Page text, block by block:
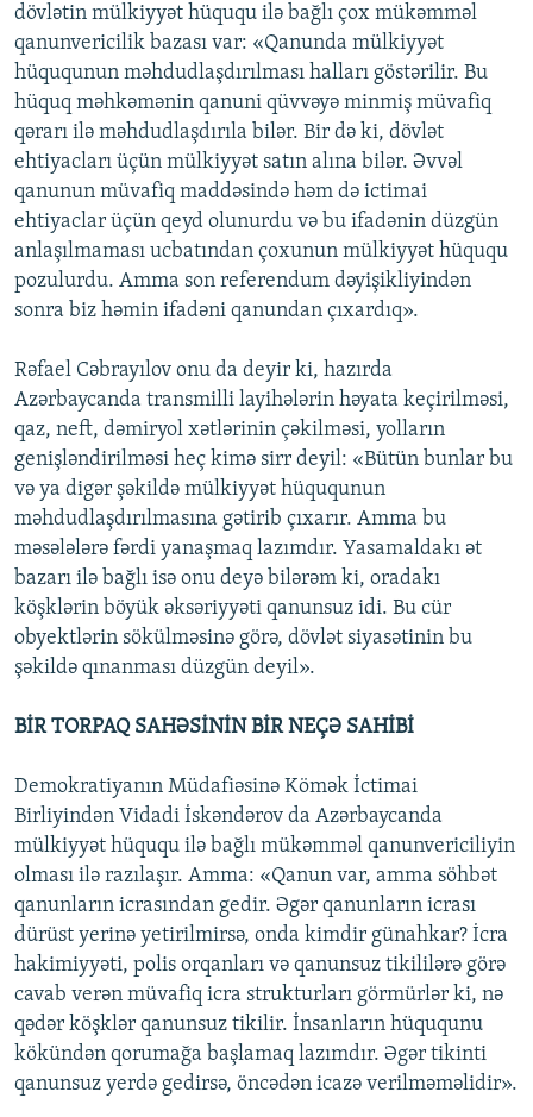
dövlətin mülkiyyət hüququ ilə bağlı çox mükəmməl
qanunvericilik bazası var: «Qanunda mülkiyyət
hüququnun məhdudlaşdırılması halları göstərilir. Bu
hüquq məhkəmənin qanuni qüvvəyə minmiş müvafiq
qərarı ilə məhdudlaşdırıla bilər. Bir də ki, dövlət
ehtiyacları üçün mülkiyyət satın alına bilər. Əvvəl
qanunun müvafiq maddəsində həm də ictimai
ehtiyaclar üçün qeyd olunurdu və bu ifadənin düzgün
anlaşılmaması ucbatından çoxunun mülkiyyət hüququ
pozulurdu. Amma son referendum dəyişikliyindən
sonra biz həmin ifadəni qanundan çıxardıq».
Rəfael Cəbrayılov onu da deyir ki, hazırda
Azərbaycanda transmilli layihələrin həyata keçirilməsi,
qaz, neft, dəmiryol xətlərinin çəkilməsi, yolların
genişləndirilməsi heç kimə sirr deyil: «Bütün bunlar bu
və ya digər şəkildə mülkiyyət hüququnun
məhdudlaşdırılmasına gətirib çıxarır. Amma bu
məsələlərə fərdi yanaşmaq lazımdır. Yasamaldakı ət
bazarı ilə bağlı isə onu deyə bilərəm ki, oradakı
köşklərin böyük əksəriyyəti qanunsuz idi. Bu cür
obyektlərin sökülməsinə görə, dövlət siyasətinin bu
şəkildə qınanması düzgün deyil».
BİR TORPAQ SAHƏSİNİN BİR NEÇƏ SAHİBİ
Demokratiyanın Müdafiəsinə Kömək İctimai
Birliyindən Vidadi İskəndərov da Azərbaycanda
mülkiyyət hüququ ilə bağlı mükəmməl qanunvericiliyin
olması ilə razılaşır. Amma: «Qanun var, amma söhbət
qanunların icrasından gedir. Əgər qanunların icrası
dürüst yerinə yetirilmirsə, onda kimdir günahkar? İcra
hakimiyyəti, polis orqanları və qanunsuz tikililərə görə
cavab verən müvafiq icra strukturları görmürlər ki, nə
qədər köşklər qanunsuz tikilir. İnsanların hüququnu
kökündən qorumağa başlamaq lazımdır. Əgər tikinti
qanunsuz yerdə gedirsə, öncədən icazə verilməməlidir».